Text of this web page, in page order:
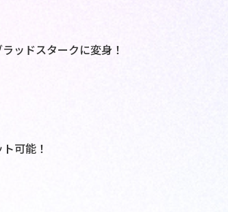
ッドスタークに変身！
可能！